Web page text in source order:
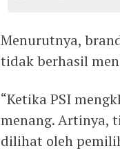
Menurutnya,
tidak berhasil
“Ketika PSI
menang. Artinya,
dilihat oleh